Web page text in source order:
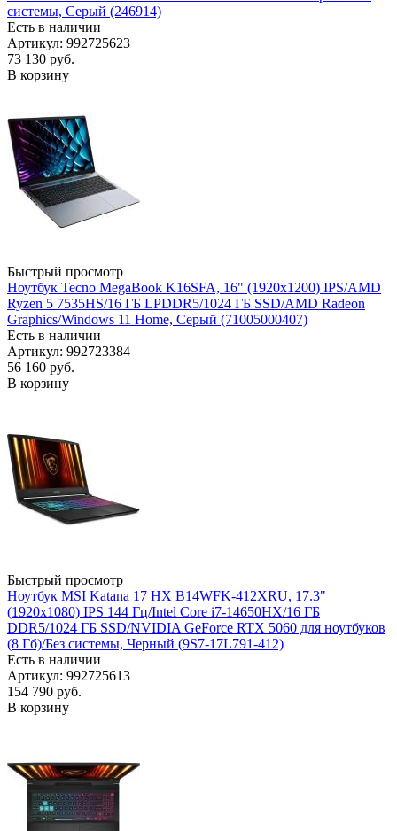
системы, Серый (246914)
Есть в наличии
Артикул: 992725623
73 130 руб.
В корзину
Быстрый просмотр
Ноутбук Tecno MegaBook K16SFA, 16" (1920x1200) IPS/AMD
Ryzen 5 7535HS/16 ГБ LPDDR5/1024 ГБ SSD/AMD Radeon
Graphics/Windows 11 Home, Серый (71005000407)
Есть в наличии
Артикул: 992723384
56 160 руб.
В корзину
Быстрый просмотр
Ноутбук MSI Katana 17 HX B14WFK-412XRU, 17.3"
(1920x1080) IPS 144 Гц/Intel Core i7-14650HX/16 ГБ
DDR5/1024 ГБ SSD/NVIDIA GeForce RTX 5060 для ноутбуков
(8 Гб)/Без системы, Черный (9S7-17L791-412)
Есть в наличии
Артикул: 992725613
154 790 руб.
В корзину